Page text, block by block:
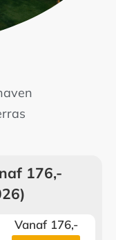
176,-
Vanaf 176,-